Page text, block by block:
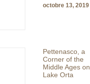
octobre 13, 2019
Pettenasco, a
Corner of the
Middle Ages on
Lake Orta